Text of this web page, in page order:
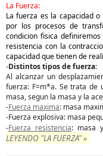
La Fuerza:
La fuerza es la capacidad
por los procesos de
condicion fisica
resistencia con la
capacidad que tienen de
-Distintos tipos de fuerza:
Al alcanzar un
fuerza: F=m*a. Se trata de
masa, segun la masa y la
-Fuerza maxima: masa
-Fuerza explosiva: masa
-Fuerza resistencia: masa
LEYENDO "LA FUERZA" »